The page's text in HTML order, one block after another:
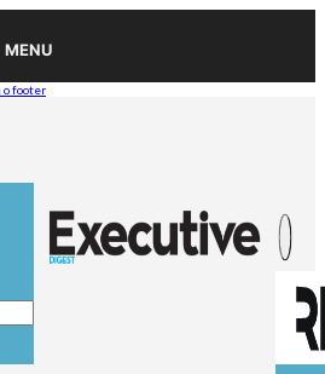
MENU
o footer